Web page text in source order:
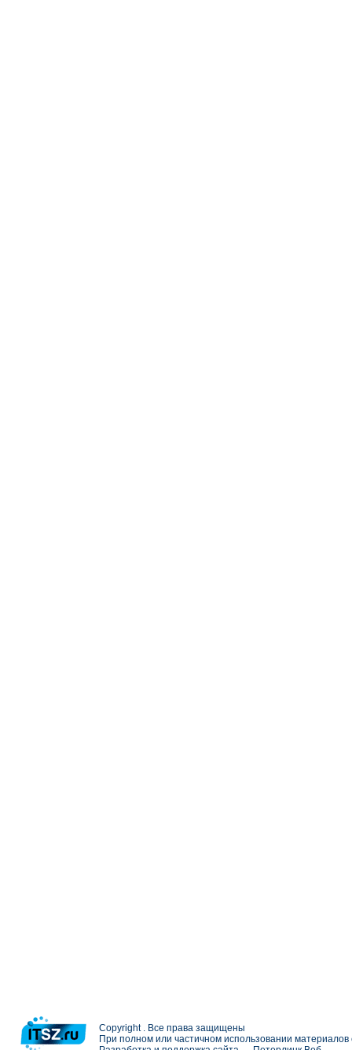
Copyright . Все права защищены
При полном или частичном использовании